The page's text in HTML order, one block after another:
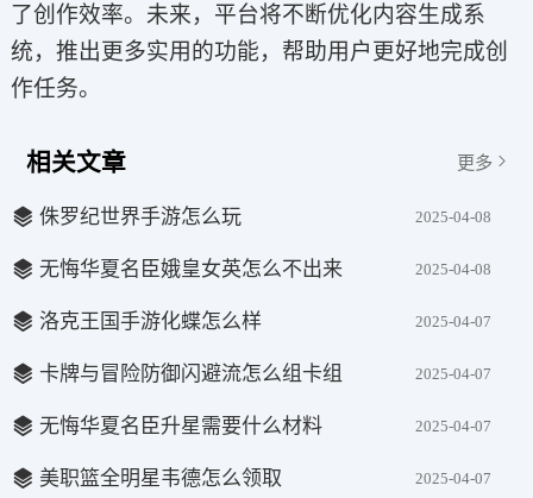
了创作效率。未来，平台将不断优化内容生成系
统，推出更多实用的功能，帮助用户更好地完成创
作任务。
相关文章 更多
侏罗纪世界手游怎么玩 2025-04-08
无悔华夏名臣娥皇女英怎么不出来 2025-04-08
洛克王国手游化蝶怎么样 2025-04-07
卡牌与冒险防御闪避流怎么组卡组 2025-04-07
无悔华夏名臣升星需要什么材料 2025-04-07
美职篮全明星韦德怎么领取 2025-04-07